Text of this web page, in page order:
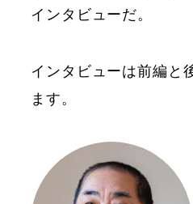
インタビューだ。
インタビューは前編と
ます。